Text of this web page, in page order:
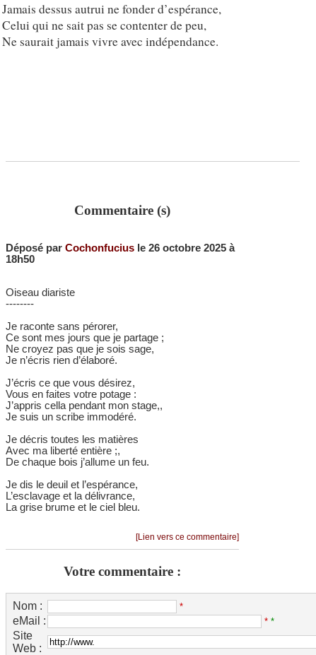
Jamais dessus autrui ne fonder d’espérance,
Celui qui ne sait pas se contenter de peu,
Ne saurait jamais vivre avec indépendance.
Commentaire (s)
Déposé par Cochonfucius le 26 octobre 2025 à
18h50
Oiseau diariste
--------
Je raconte sans pérorer,
Ce sont mes jours que je partage ;
Ne croyez pas que je sois sage,
Je n’écris rien d’élaboré.
J’écris ce que vous désirez,
Vous en faites votre potage :
J’appris cella pendant mon stage,,
Je suis un scribe immodéré.
Je décris toutes les matières
Avec ma liberté entière ;,
De chaque bois j’allume un feu.
Je dis le deuil et l’espérance,
L’esclavage et la délivrance,
La grise brume et le ciel bleu.
[Lien vers ce commentaire]
Votre commentaire :
Nom : *
eMail : * *
Site
Web :